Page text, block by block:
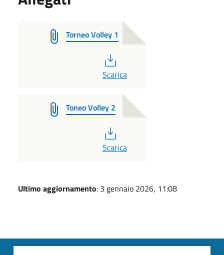
Torneo Volley 1
PDF
Scarica
Toneo Volley 2
PDF
Scarica
Ultimo aggiornamento: 3 gennaio 2026, 11:08